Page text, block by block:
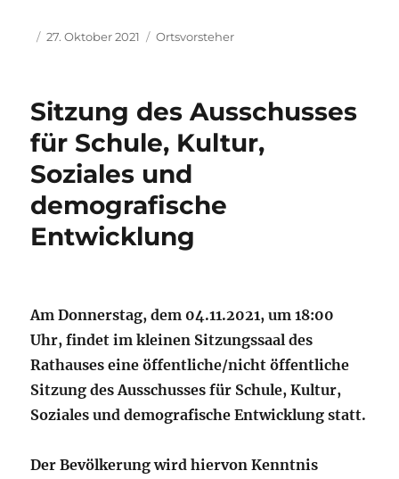
AutorVeröffentlicht
27. Oktober 2021 Kategorien
Ortsvorsteher
Sitzung des Ausschusses
für Schule, Kultur,
Soziales und
demografische
Entwicklung
Am Donnerstag, dem 04.11.2021, um 18:00
Uhr, findet im kleinen Sitzungssaal des
Rathauses eine öffentliche/nicht öffentliche
Sitzung des Ausschusses für Schule, Kultur,
Soziales und demografische Entwicklung statt.
Der Bevölkerung wird hiervon Kenntnis